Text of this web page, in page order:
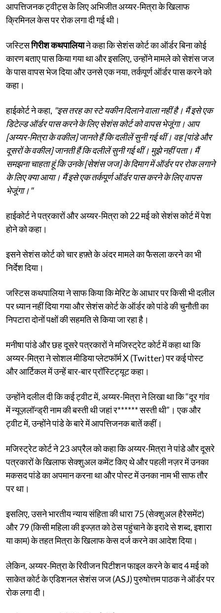
आपत्तिजनक ट्वीट्स के लिए अभिजीत अय्यर-मित्रा के खिलाफ
क्रिमिनल केस पर रोक लगा दी गई थी।
जस्टिसगिरीश कथपालियाने कहा कि सेशंस कोर्ट का ऑर्डर बिना कोई
कारण बताए पास किया गया था और इसलिए, उन्होंने मामले को सेशंस जज
के पास वापस भेज दिया और उनसे एक नया, तर्कपूर्ण ऑर्डर पास करने को
कहा।
हाईकोर्ट ने कहा, "इस तरह का स्टे यकीन दिलाने वाला नहीं है। मैं इसे एक
डिटेल्ड ऑर्डर पास करने के लिए सेशंस कोर्ट को वापस भेजूंगा। आप
[अय्यर-मित्रा के वकील] जानते हैं कि दलीलें सुनी गई थीं। वह [पांडे और
दूसरों के वकील] जानती हैं कि दलीलें सुनी गई थीं। मुझे नहीं पता। मैं
समझना चाहता हूं कि उनके [सेशंस जज] के दिमाग में ऑर्डर पर रोक लगाने
के लिए क्या आया। मैं इसे एक तर्कपूर्ण ऑर्डर पास करने के लिए वापस
भेजूंगा।"
हाईकोर्ट ने पत्रकारों और अय्यर-मित्रा को 22 मई को सेशंस कोर्ट में पेश
होने को कहा।
इसने सेशंस कोर्ट को चार हफ़्ते के अंदर मामले का फैसला करने का भी
निर्देश दिया।
जस्टिस कथपालिया ने साफ किया कि मेरिट के आधार पर किसी भी दलील
पर ध्यान नहीं दिया गया और सेशंस कोर्ट के ऑर्डर को पांडे की चुनौती का
निपटारा दोनों पक्षों की सहमति से किया जा रहा है।
मनीषा पांडे और छह दूसरे पत्रकारों ने मजिस्ट्रेट कोर्ट में कहा था कि
अय्यर-मित्रा ने सोशल मीडिया प्लेटफॉर्म X (Twitter) पर कई पोस्ट
और आर्टिकल में उन्हें बार-बार प्रॉस्टिट्यूट कहा।
उन्होंने दलील दी कि कई ट्वीट में, अय्यर-मित्रा ने लिखा था कि “दूर गांव
में न्यूज़लॉन्ड्री नाम की बस्ती थी जहां र****** सस्ती थी”। एक और
ट्वीट में, उन्होंने पांडे के बारे में आपत्तिजनक बातें कहीं।
मजिस्ट्रेट कोर्ट ने 23 अप्रैल को कहा कि अय्यर-मित्रा ने पांडे और दूसरे
पत्रकारों के खिलाफ सेक्शुअल कमेंट किए थे और पहली नज़र में उनका
मकसद पांडे का अपमान करना था और पोस्ट में उनका नाम भी साफ तौर
पर था।
इसलिए, उसने भारतीय न्याय संहिता की धारा 75 (सेक्शुअल हैरेसमेंट)
और 79 (किसी महिला की इज्ज़त को ठेस पहुंचाने के इरादे से शब्द, इशारा
या काम) के तहत मित्रा के खिलाफ केस दर्ज करने का आदेश दिया।
लेकिन, अय्यर-मित्रा के रिवीजन पिटीशन फाइल करने के बाद 4 मई को
साकेत कोर्ट के एडिशनल सेशंस जज (ASJ) पुरुषोत्तम पाठक ने ऑर्डर पर
रोक लगा दी।